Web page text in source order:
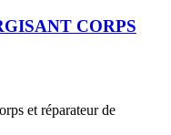
CORPS
et réparateur de